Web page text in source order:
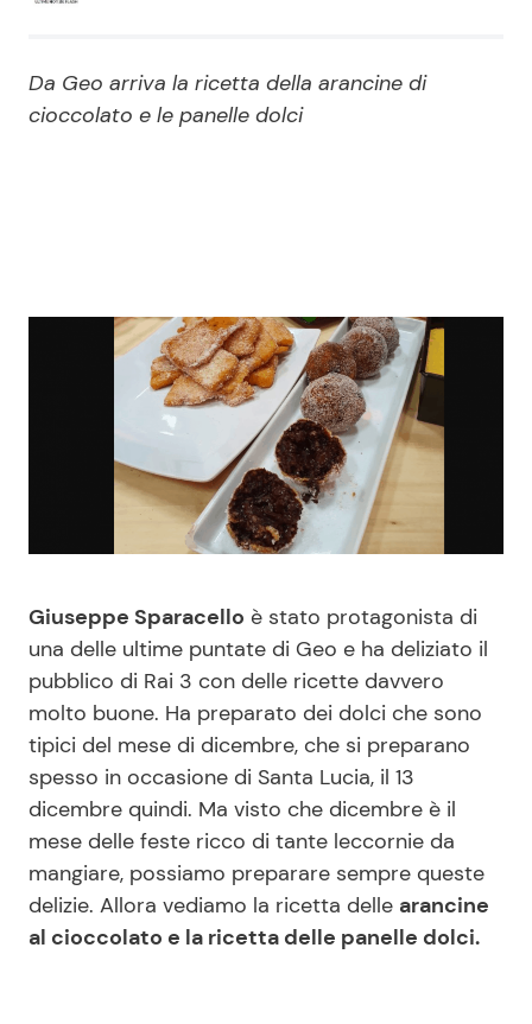
Persone Scomparse Programmi TV
News Cinema
News Spettacolo
News dal mondo
Casa
Moda e Style
Mondo Mamma
News benessere
Salute
Consigli di Cucina
Dolci
Le Ricette in TV
Primi Piatti
Ricette Facili e Veloci
Da Geo arriva la ricetta della arancine di
cioccolato e le panelle dolci
Giuseppe Sparacello è stato protagonista di
una delle ultime puntate di Geo e ha deliziato il
pubblico di Rai 3 con delle ricette davvero
molto buone. Ha preparato dei dolci che sono
tipici del mese di dicembre, che si preparano
spesso in occasione di Santa Lucia, il 13
dicembre quindi. Ma visto che dicembre è il
mese delle feste ricco di tante leccornie da
mangiare, possiamo preparare sempre queste
delizie. Allora vediamo la ricetta delle arancine
al cioccolato e la ricetta delle panelle dolci.